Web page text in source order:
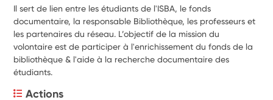
Il sert de lien entre les étudiants de l'ISBA, le fonds
documentaire, la responsable Bibliothèque, les professeurs et
les partenaires du réseau. L’objectif de la mission du
volontaire est de participer à l'enrichissement du fonds de la
bibliothèque & l'aide à la recherche documentaire des
étudiants.
Actions